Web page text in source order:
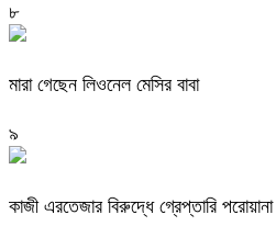
৮
মারা গেছেন লিওনেল মেসির বাবা
৯
কাজী এরতেজার বিরুদ্ধে গ্রেপ্তারি পরোয়ানা